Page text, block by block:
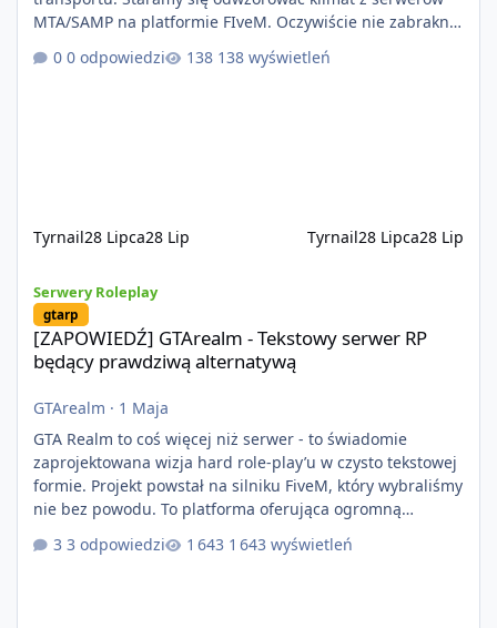
MTA/SAMP na platformie FIveM. Oczywiście nie zabraknie
kontentu dla graczy którzy chcą robić coś innego niż
jeździć ciężarówką. Projekt tworzony jest od podstaw z
0 odpowiedzi 138 wyświetleń
Tyrnail28 Lipca28 Lip Tyrnail28 Lipca28 Lip
Serwery Roleplay
gtarp
[ZAPOWIEDŹ] GTArealm - Tekstowy serwer RP
będący prawdziwą alternatywą
GTArealm · 1 Maja
GTA Realm to coś więcej niż serwer - to świadomie
zaprojektowana wizja hard role-play’u w czysto tekstowej
formie. Projekt powstał na silniku FiveM, który wybraliśmy
nie bez powodu. To platforma oferująca ogromną
elastyczność i znacznie szybszy rozwój systemów niż w
przypadku innych rozwiązań. Usprawniona
3 odpowiedzi 1 643 wyświetleń